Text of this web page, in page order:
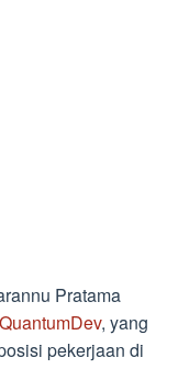
Pratama
QuantumDev, yang
pekerjaan di